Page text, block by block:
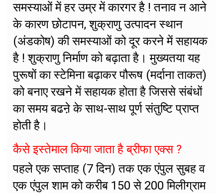
समस्याओं में हर उम्र में कारगर है ! तनाव न आने
के कारण छोटापन, शुक्राणु उत्पादन स्थान
(अंडकोष) की समस्याओं को दूर करने में सहायक
है ! शुक्राणु निर्माण को बढ़ाता है। मुख्यतया यह
पुरूषों का स्टेमिना बढ़ाकर पौरूष (मर्दाना ताकत)
को बनाए रखने में सहायक होता है जिससे संबंधों
का समय बढऩे के साथ-साथ पूर्ण संतुष्टि प्राप्त
होती है।
कैसे इस्तेमाल किया जाता है ब्रीफा एक्स ?
पहले एक सप्ताह (7 दिन) तक एक एंपुल सुबह व
एक एंपुल शाम को करीब 150 से 200 मिलीग्राम